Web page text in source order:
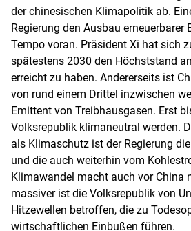
der chinesischen Klimapolitik ab.
Regierung den Ausbau erneuerbarer
Tempo voran. Präsident Xi hat sich
spätestens 2030 den Höchststand
erreicht zu haben. Andererseits ist
von rund einem Drittel inzwischen
Emittent von Treibhausgasen. Erst
Volksrepublik klimaneutral werden.
als Klimaschutz ist der Regierung
und die auch weiterhin vom
Klimawandel macht auch vor China
massiver ist die Volksrepublik von
Hitzewellen betroffen, die zu
wirtschaftlichen Einbußen führen.